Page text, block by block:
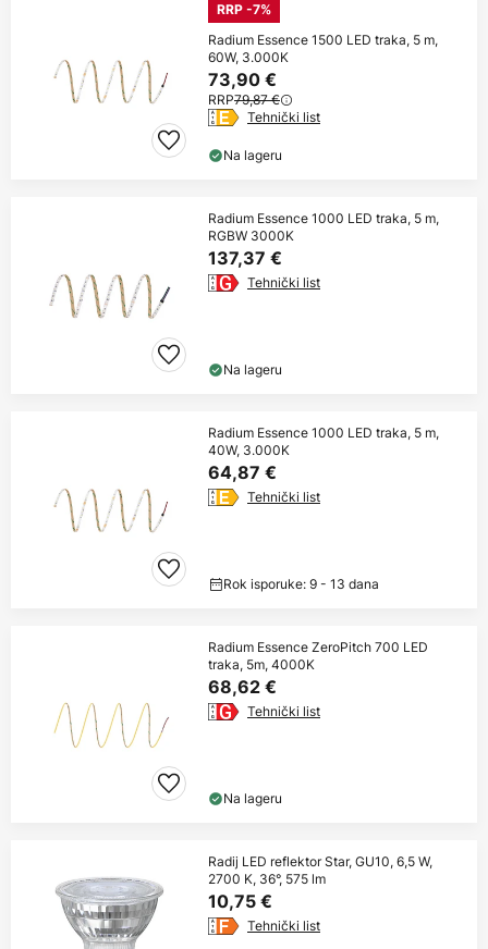
RRP -7%
Radium Essence 1500 LED traka, 5 m,
60W, 3.000K
73,90 €
RRP79,87 €
Tehnički list
Na lageru
Radium Essence 1000 LED traka, 5 m,
RGBW 3000K
137,37 €
Tehnički list
Na lageru
Radium Essence 1000 LED traka, 5 m,
40W, 3.000K
64,87 €
Tehnički list
Rok isporuke: 9 - 13 dana
Radium Essence ZeroPitch 700 LED
traka, 5m, 4000K
68,62 €
Tehnički list
Na lageru
Radij LED reflektor Star, GU10, 6,5 W,
2700 K, 36°, 575 lm
10,75 €
Tehnički list